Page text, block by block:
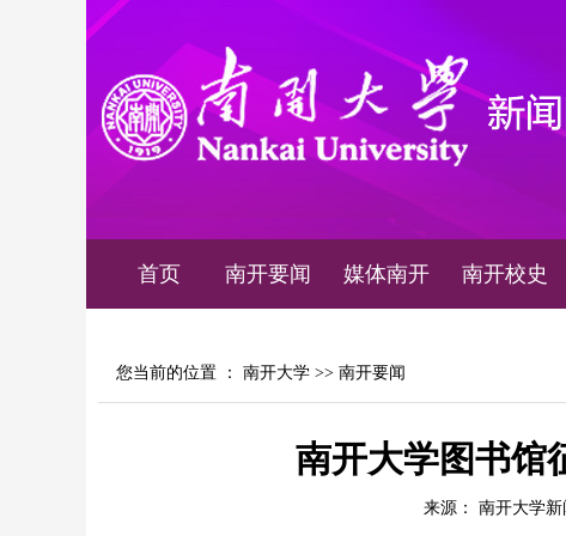
首页 南开要闻 媒体南开 南开校史
您当前的位置 ： 南开大学 >> 南开要闻
南开大学图书馆
来源： 南开大学新